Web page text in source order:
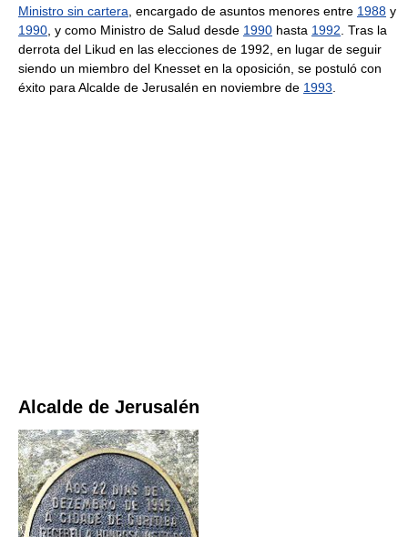
Ministro sin cartera , encargado de asuntos menores entre 1988 y
1990 , y como Ministro de Salud desde 1990 hasta 1992 . Tras la
derrota del Likud en las elecciones de 1992, en lugar de seguir
siendo un miembro del Knesset en la oposición, se postuló con
éxito para Alcalde de Jerusalén en noviembre de 1993
Alcalde de Jerusalén